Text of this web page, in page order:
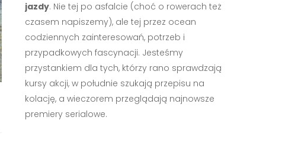
jazdy. Nie tej po asfalcie (choć o rowerach też
czasem napiszemy), ale tej przez ocean
codziennych zainteresowań, potrzeb i
przypadkowych fascynacji. Jesteśmy
przystankiem dla tych, którzy rano sprawdzają
kursy akcji, w południe szukają przepisu na
kolację, a wieczorem przeglądają najnowsze
premiery serialowe.